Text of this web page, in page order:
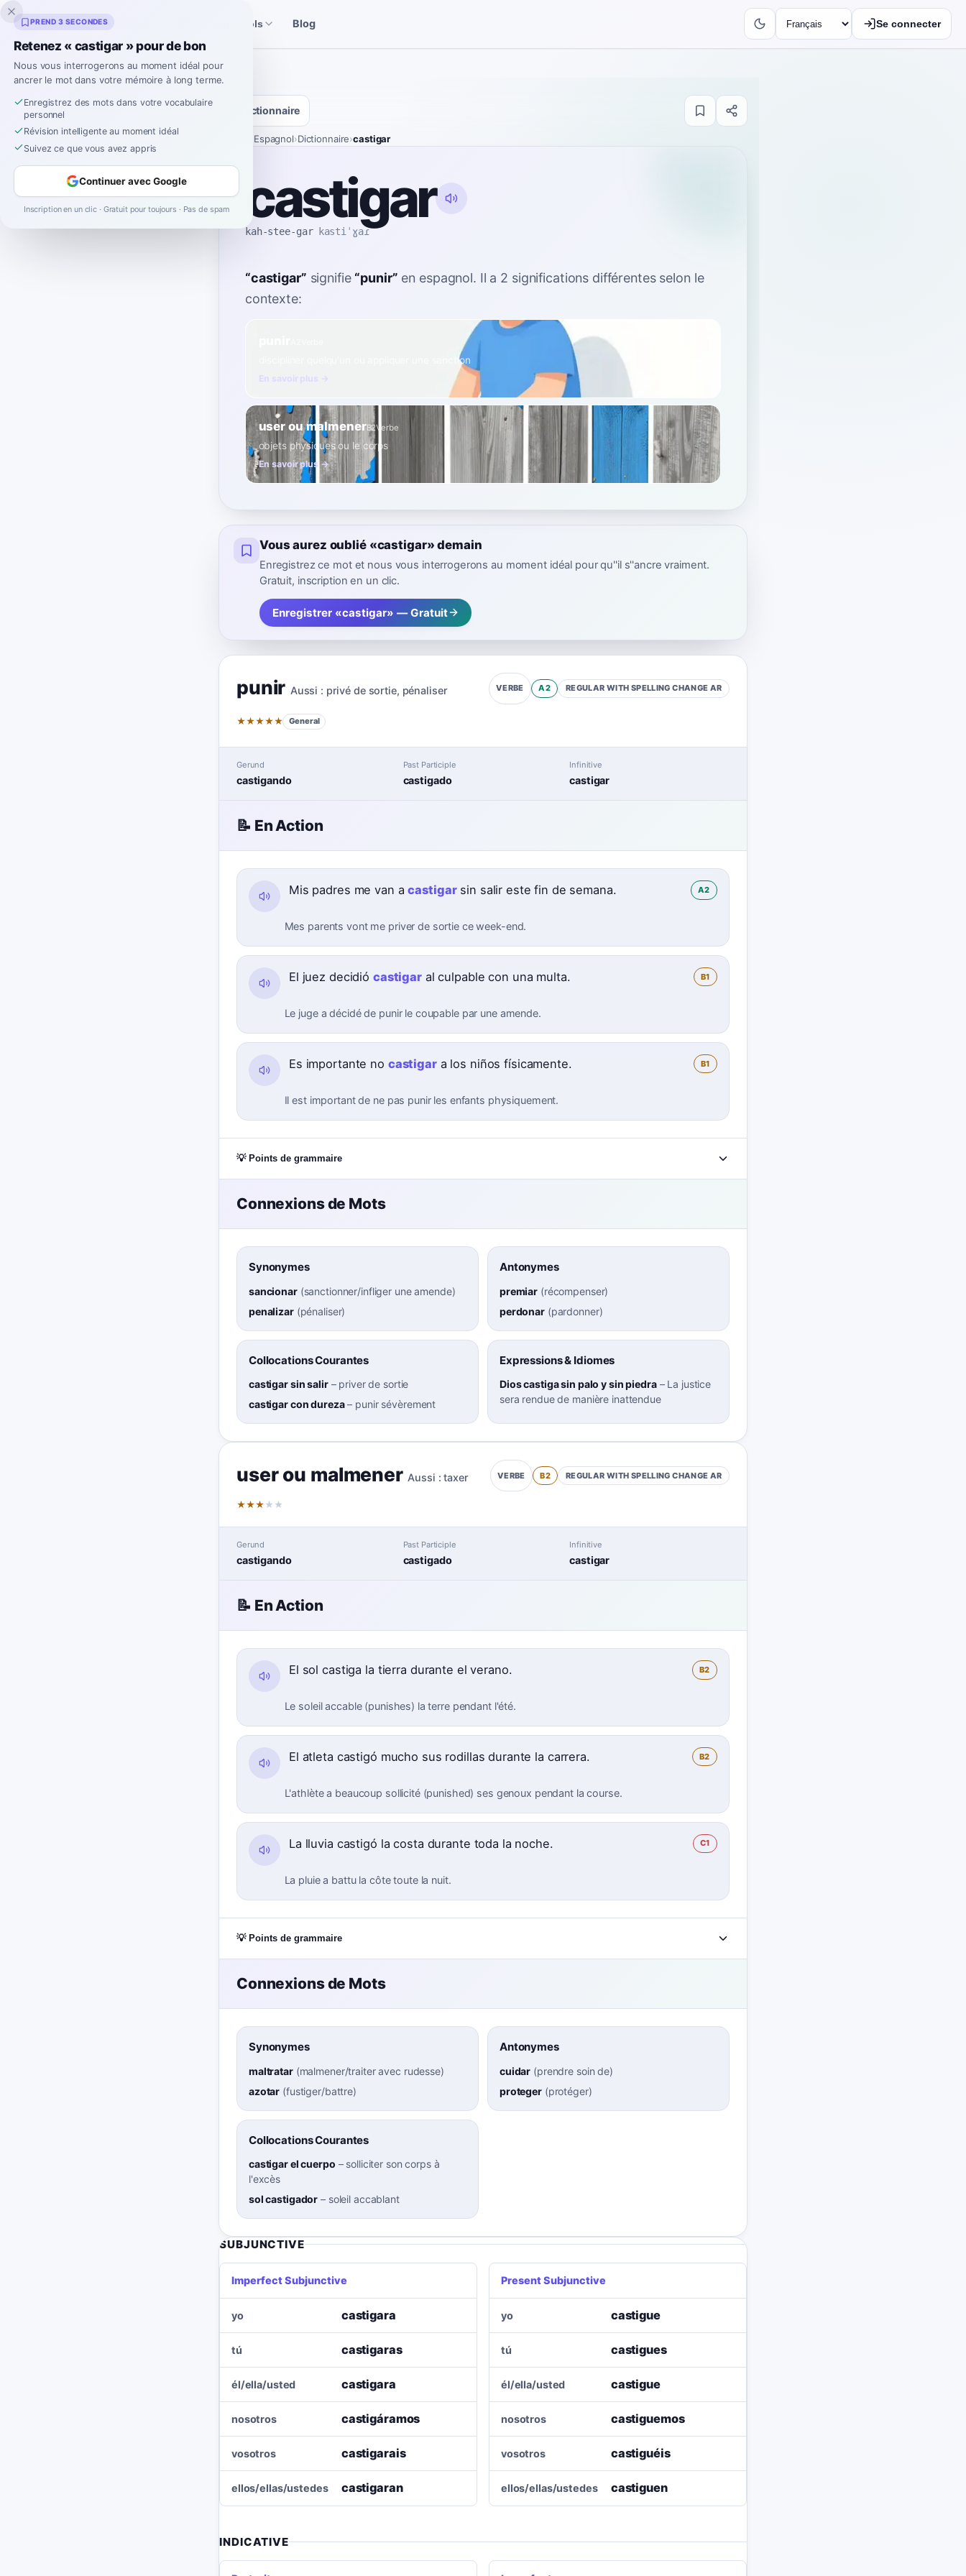
Inklingo Outils espagnols Blog Se connecter
Dictionnaire
Espagnol›Dictionnaire›castigar
castigar
kah-stee-gar kastiˈɣaɾ
“castigar” signifie “punir” en espagnol. Il a 2 significations différentes selon le
contexte:
discipliner quelqu'un ou appliquer une sanction
En savoir plus →
user ou malmenerB2Verbe
objets physiques ou le corps
En savoir plus →
Vous aurez oublié «castigar» demain
Enregistrez ce mot et nous vous interrogerons au moment idéal pour qu''il s''ancre vraiment.
Gratuit, inscription en un clic.
Enregistrer «castigar» — Gratuit
punir Aussi : privé de sortie, pénaliser VERBE A2 REGULAR WITH SPELLING CHANGE AR
★★★★★ General
Gerund
castigando
Past Participle
castigado
Infinitive
castigar
📝 En Action
Mis padres me van acastigarsin salir este fin de semana. A2
Mes parents vont me priver de sortie ce week-end.
El juez decidió castigaral culpable con una multa. B1
Le juge a décidé de punir le coupable par une amende.
Es importante no castigara los niños físicamente. B1
Il est important de ne pas punir les enfants physiquement.
💡 Points de grammaire
Connexions de Mots
Synonymes
sancionar(sanctionner/infliger une amende)
penalizar(pénaliser)
Antonymes
premiar (récompenser)
perdonar(pardonner)
Collocations Courantes
castigar sin salir– priver de sortie
castigar con dureza– punir sévèrement
Expressions & Idiomes
Dios castiga sin palo y sin piedra– La justice
sera rendue de manière inattendue
user ou malmener Aussi : taxer VERBE B2 REGULAR WITH SPELLING CHANGE AR
★★★ ★ ★
Gerund
castigando
Past Participle
castigado
Infinitive
castigar
📝 En Action
El sol castiga la tierra durante el verano. B2
Le soleil accable (punishes) la terre pendant l'été.
El atleta castigó mucho sus rodillas durante la carrera. B2
L'athlète a beaucoup sollicité (punished) ses genoux pendant la course.
La lluvia castigó la costa durante toda la noche. C1
La pluie a battu la côte toute la nuit.
💡 Points de grammaire
Connexions de Mots
Synonymes
maltratar(malmener/traiter avec rudesse)
azotar (fustiger/battre)
Antonymes
cuidar (prendre soin de)
proteger(protéger)
Collocations Courantes
castigar el cuerpo – solliciter son corps à
l'excès
sol castigador – soleil accablant
SUBJUNCTIVE
Imperfect Subjunctive
yo castigara
tú castigaras
él/ella/usted castigara
nosotros castigáramos
vosotros castigarais
ellos/ellas/ustedes castigaran
Present Subjunctive
yo castigue
tú castigues
él/ella/usted castigue
nosotros castiguemos
vosotros castiguéis
ellos/ellas/ustedes castiguen
INDICATIVE
PREND 3 SECONDES
Retenez « castigar » pour de bon
Nous vous interrogerons au moment idéal pour
ancrer le mot dans votre mémoire à long terme.
Enregistrez des mots dans votre vocabulaire
personnel
Révision intelligente au moment idéal
Suivez ce que vous avez appris
Continuer avec Google
Inscription en un clic · Gratuit pour toujours · Pas de spam